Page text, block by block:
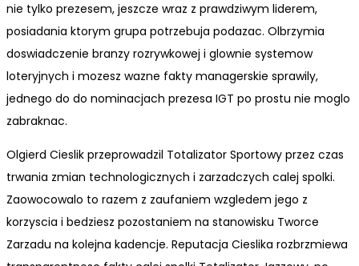
nie tylko prezesem, jeszcze wraz z prawdziwym liderem,
posiadania ktorym grupa potrzebuja podazac. Olbrzymia
doswiadczenie branzy rozrywkowej i glownie systemow
loteryjnych i mozesz wazne fakty managerskie sprawily,
jednego do do nominacjach prezesa IGT po prostu nie moglo
zabraknac.
Olgierd Cieslik przeprowadzil Totalizator Sportowy przez czas
trwania zmian technologicznych i zarzadczych calej spolki.
Zaowocowalo to razem z zaufaniem wzgledem jego z
korzyscia i bedziesz pozostaniem na stanowisku Tworce
Zarzadu na kolejna kadencje. Reputacja Cieslika rozbrzmiewa